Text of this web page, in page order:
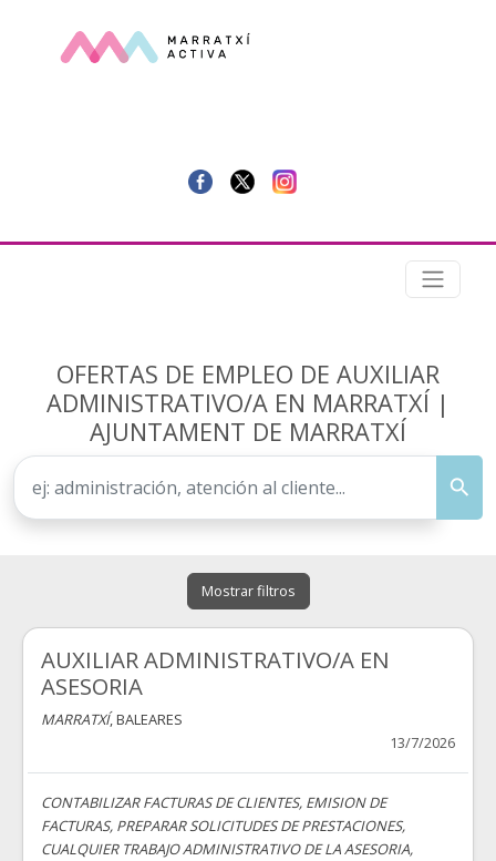
OFERTAS DE EMPLEO DE AUXILIAR
ADMINISTRATIVO/A EN MARRATXÍ |
AJUNTAMENT DE MARRATXÍ
Mostrar filtros
AUXILIAR ADMINISTRATIVO/A EN
ASESORIA
MARRATXÍ, BALEARES
13/7/2026
CONTABILIZAR FACTURAS DE CLIENTES, EMISION DE
FACTURAS, PREPARAR SOLICITUDES DE PRESTACIONES,
CUALQUIER TRABAJO ADMINISTRATIVO DE LA ASESORIA,